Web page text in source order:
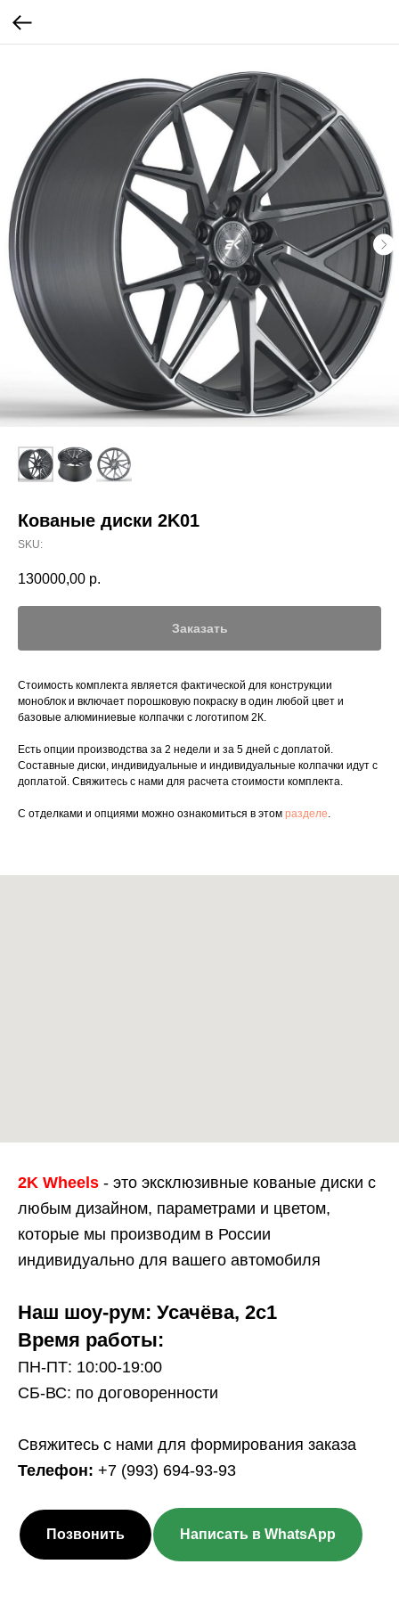
Кованые диски 2K01
SKU:
130000,00 р.
Заказать
Стоимость комплекта является фактической для конструкции
моноблок и включает порошковую покраску в один любой цвет и
базовые алюминиевые колпачки с логотипом 2К.
Есть опции производства за 2 недели и за 5 дней с доплатой.
Составные диски, индивидуальные и индивидуальные колпачки идут с
доплатой. Свяжитесь с нами для расчета стоимости комплекта.
С отделками и опциями можно ознакомиться в этом разделе.
2K Wheels - это эксклюзивные кованые диски с
любым дизайном, параметрами и цветом,
которые мы производим в России
индивидуально для вашего автомобиля
Наш шоу-рум: Усачёва, 2с1
Время работы:
ПН-ПТ: 10:00-19:00
СБ-ВС: по договоренности
Свяжитесь с нами для формирования заказа
Телефон: +7 (993) 694-93-93
Позвонить Написать в WhatsApp